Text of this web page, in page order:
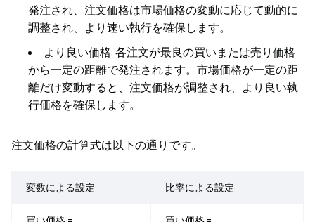
発注され、注文価格は市場価格の変動に応じて動的に
調整され、より速い執行を確保します。
より良い価格: 各注文が最良の買いまたは売り価格
から一定の距離で発注されます。市場価格が一定の距
離だけ変動すると、注文価格が調整され、より良い執
行価格を確保します。
注文価格の計算式は以下の通りです。
変数による設定 比率による設定